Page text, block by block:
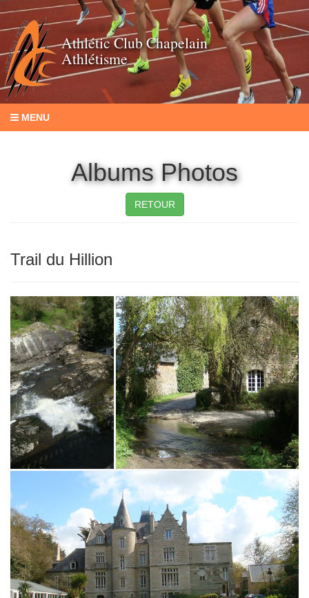
Athlétic Club Chapelain
Athlétisme
MENU
Albums Photos
RETOUR
Trail du Hillion